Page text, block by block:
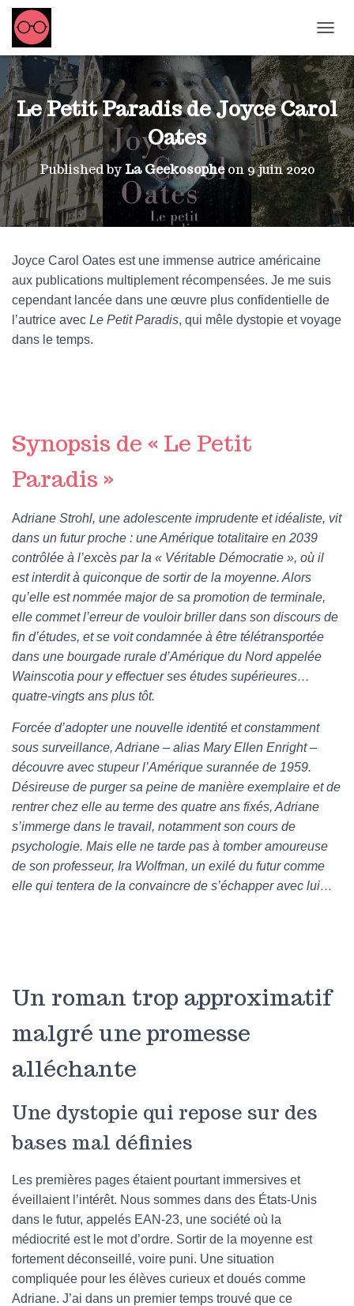
Le Petit Paradis de Joyce Carol
Oates
Published byLa Geekosopheon 9 juin 2020
Joyce Carol Oates est une immense autrice américaine
aux publications multiplement récompensées. Je me suis
cependant lancée dans une œuvre plus confidentielle de
l’autrice avec Le Petit Paradis, qui mêle dystopie et voyage
dans le temps.
Synopsis de « Le Petit
Paradis »
Adriane Strohl, une adolescente imprudente et idéaliste, vit
dans un futur proche : une Amérique totalitaire en 2039
contrôlée à l’excès par la « Véritable Démocratie », où il
est interdit à quiconque de sortir de la moyenne. Alors
qu’elle est nommée major de sa promotion de terminale,
elle commet l’erreur de vouloir briller dans son discours de
fin d’études, et se voit condamnée à être télétransportée
dans une bourgade rurale d’Amérique du Nord appelée
Wainscotia pour y effectuer ses études supérieures…
quatre-vingts ans plus tôt.
Forcée d’adopter une nouvelle identité et constamment
sous surveillance, Adriane – alias Mary Ellen Enright –
découvre avec stupeur l’Amérique surannée de 1959.
Désireuse de purger sa peine de manière exemplaire et de
rentrer chez elle au terme des quatre ans fixés, Adriane
s’immerge dans le travail, notamment son cours de
psychologie. Mais elle ne tarde pas à tomber amoureuse
de son professeur, Ira Wolfman, un exilé du futur comme
elle qui tentera de la convaincre de s’échapper avec lui…
Un roman trop approximatif
malgré une promesse
alléchante
Une dystopie qui repose sur des
bases mal définies
Les premières pages étaient pourtant immersives et
éveillaient l’intérêt. Nous sommes dans des États-Unis
dans le futur, appelés EAN-23, une société où la
médiocrité est le mot d’ordre. Sortir de la moyenne est
fortement déconseillé, voire puni. Une situation
compliquée pour les élèves curieux et doués comme
Adriane. J’ai dans un premier temps trouvé que ce